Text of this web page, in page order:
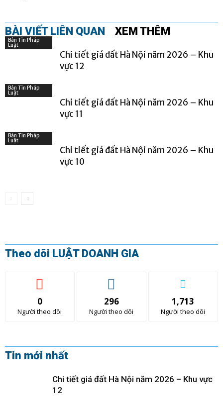
BÀI VIẾT LIÊN QUAN XEM THÊM
Bản Tin Pháp
Luật
Chi tiết giá đất Hà Nội năm 2026 – Khu
vực 12
Bản Tin Pháp
Luật
Chi tiết giá đất Hà Nội năm 2026 – Khu
vực 11
Bản Tin Pháp
Luật
Chi tiết giá đất Hà Nội năm 2026 – Khu
vực 10
Theo dõi LUẬT DOANH GIA
0
Người theo dõi
296
Người theo dõi
1,713
Người theo dõi
Tin mới nhất
Chi tiết giá đất Hà Nội năm 2026 – Khu vực
12